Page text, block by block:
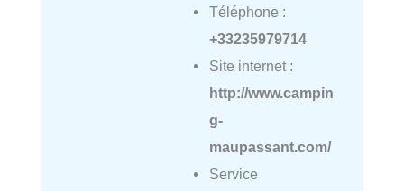
Téléphone :
+33235979714
Site internet :
http://www.campin
g-
maupassant.com/
Service